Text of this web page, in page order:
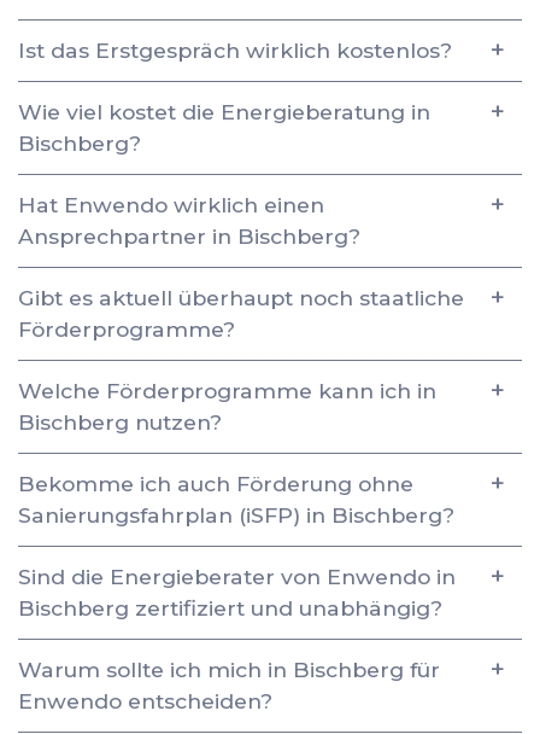
Ist das Erstgespräch wirklich kostenlos?
Wie viel kostet die Energieberatung in
Bischberg?
Hat Enwendo wirklich einen
Ansprechpartner in Bischberg?
Gibt es aktuell überhaupt noch staatliche
Förderprogramme?
Welche Förderprogramme kann ich in
Bischberg nutzen?
Bekomme ich auch Förderung ohne
Sanierungsfahrplan (iSFP) in Bischberg?
Sind die Energieberater von Enwendo in
Bischberg zertifiziert und unabhängig?
Warum sollte ich mich in Bischberg für
Enwendo entscheiden?